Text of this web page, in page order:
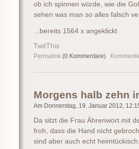
ob ich spinnen würde, wie die
sehen was man so alles falsch
...bereits 1564 x angeklickt
TwitThis
Permalink (0 Kommentare)
Morgens halb zehn
Am Donnerstag, 19. Januar 2012,
Da sitzt die Frau Ährenwort mit
froh, dass die Hand nicht
sind aber auch echt